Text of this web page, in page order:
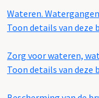
Wateren. Watergangen
Toon details van deze
Zorg voor wateren,
Toon details van deze